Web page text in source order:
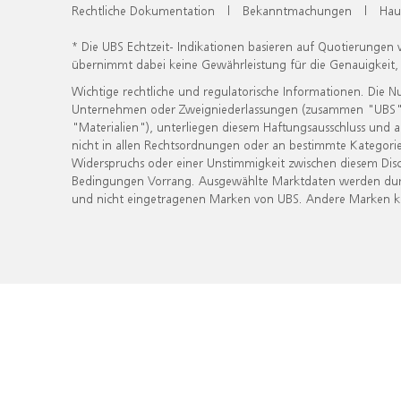
Rechtliche Dokumentation | Bekanntmachungen |
* Die UBS Echtzeit- Indikationen basieren auf
übernimmt dabei keine Gewährleistung für die
Wichtige rechtliche und regulatorische Informationen. Die
Unternehmen oder Zweigniederlassungen (zusammen
"Materialien"), unterliegen diesem Haftungsausschluss
nicht in allen Rechtsordnungen oder an bestimmte
Widerspruchs oder einer Unstimmigkeit zwischen diesem
Bedingungen Vorrang. Ausgewählte Marktdaten werden
und nicht eingetragenen Marken von UBS. Andere Marken